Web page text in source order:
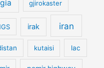
gjirokaster
irak iran
kutaisi lac